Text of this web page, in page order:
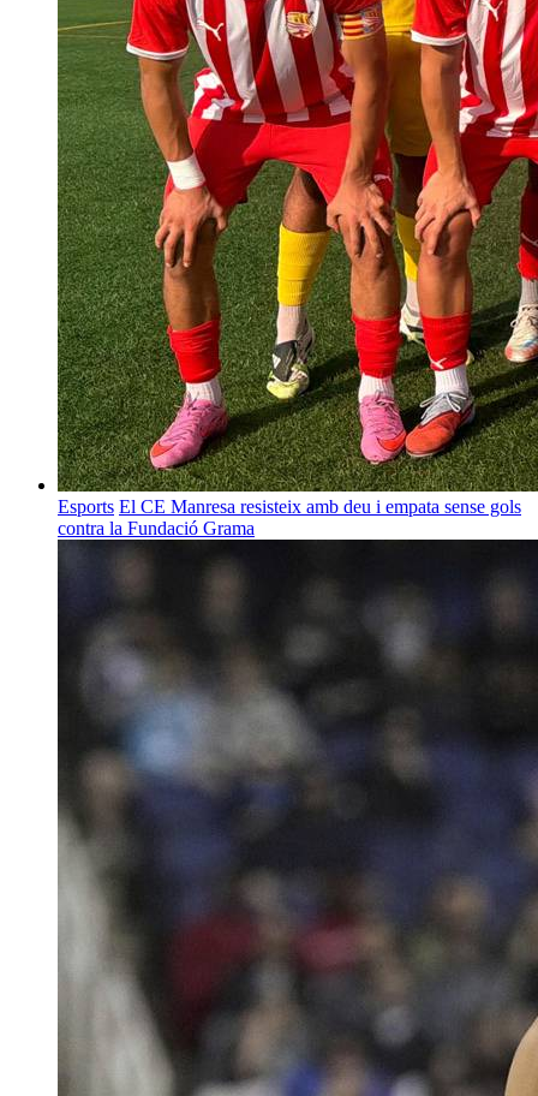
Esports El CE Manresa resisteix amb deu i empata sense gols
contra la Fundació Grama